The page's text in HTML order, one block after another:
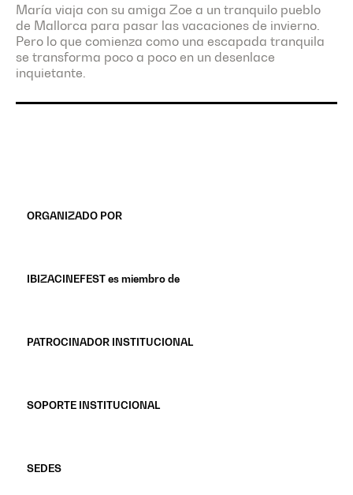
María viaja con su amiga Zoe a un tranquilo pueblo
de Mallorca para pasar las vacaciones de invierno.
Pero lo que comienza como una escapada tranquila
se transforma poco a poco en un desenlace
inquietante.
ORGANIZADO POR
IBIZACINEFEST es miembro de
PATROCINADOR INSTITUCIONAL
SOPORTE INSTITUCIONAL
SEDES